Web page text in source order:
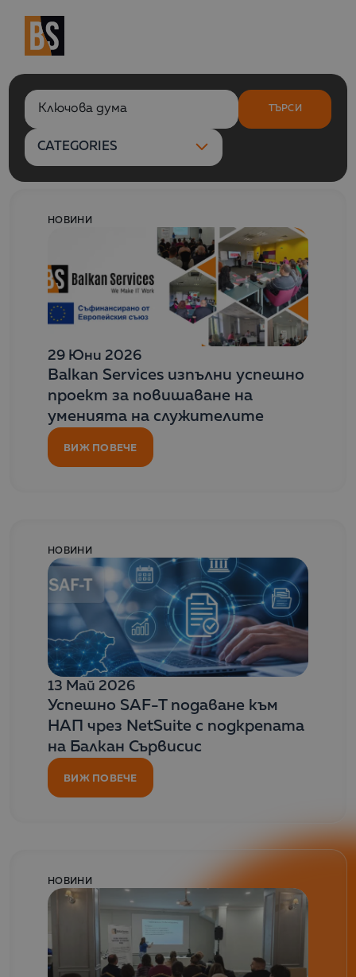
Търсене по ключова дума
ТЪРСИ
CATEGORIES
НОВИНИ
29 Юни 2026
Balkan Services изпълни успешно
проект за повишаване на
уменията на служителите
ВИЖ ПОВЕЧЕ
НОВИНИ
13 Май 2026
Успешно SAF-T подаване към
НАП чрез NetSuite с подкрепата
на Балкан Сървисис
ВИЖ ПОВЕЧЕ
НОВИНИ